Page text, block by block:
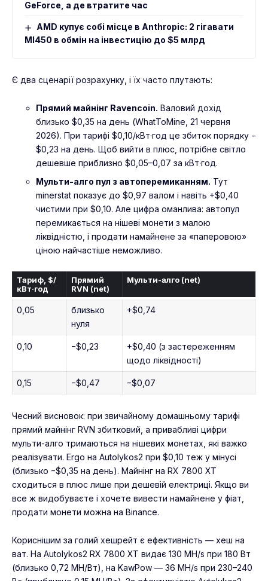
GeForce, а де втратите час
AMD купує собі місце в Anthropic: 2 гігавати
MI450 в обмін на інвестицію до $5 млрд
Є два сценарії розрахунку, і їх часто плутають:
Прямий майнінг Ravencoin. Валовий дохід
близько $0,35 на день (WhatToMine, 21 червня
2026). При тарифі $0,10/кВт·год це збиток порядку −
$0,23 на день. Щоб вийти в плюс, потрібне світло
дешевше приблизно $0,05–0,07 за кВт·год.
Мульти-алго пул з автоперемиканням. Тут
minerstat показує до $0,97 валом і навіть +$0,40
чистими при $0,10. Але цифра оманлива: автопул
перемикається на нішеві монети з малою
ліквідністю, і продати намайнене за «паперовою»
ціною найчастіше неможливо.
Тариф, $/
кВт·год
Прямий
RVN (net)
Мульти-алго (net)
0,05
близько
нуля
+$0,74
0,10 −$0,23
+$0,40 (з застереженням
щодо ліквідності)
0,15 −$0,47 −$0,07
Чесний висновок: при звичайному домашньому тарифі
прямий майнінг RVN збитковий, а привабливі цифри
мульти-алго тримаються на нішевих монетах, які важко
реалізувати. Ergo на Autolykos2 при $0,10 теж у мінусі
(близько −$0,35 на день). Майнінг на RX 7800 XT
сходиться в плюс лише при дешевій електриці. Якщо ви
все ж видобуваєте і хочете вивести намайнене у фіат,
продати монети можна на Binance.
Кориснішим за голий хешрейт є ефективність — хеш на
ват. На Autolykos2 RX 7800 XT видає 130 MH/s при 180 Вт
(близько 0,72 MH/Вт), на KawPow — 36 MH/s при 230–240